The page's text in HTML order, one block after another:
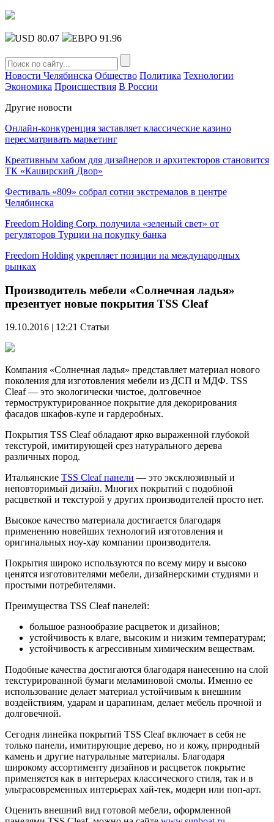
USD 80.07 ЕВРО 91.96
Новости Челябинска Общество Политика Технологии
Экономика Происшествия В России
Другие новости
Онлайн-конкуренция заставляет классические казино
пересматривать маркетинг
Креативным хабом для дизайнеров и архитекторов становится
ТК «Каширский Двор»
Фестиваль «809» собрал сотни экстремалов в центре
Челябинска
Freedom Holding Corp. получила «зеленый свет» от
регуляторов Турции на покупку банка
Freedom Holding укрепляет позиции на международных
рынках
Производитель мебели «Солнечная ладья»
презентует новые покрытия TSS Cleaf
19.10.2016 | 12:21 Статьи
Компания «Солнечная ладья» представляет материал нового
поколения для изготовления мебели из ДСП и МДФ. TSS
Cleaf — это экологически чистое, долговечное
термоструктурированное покрытие для декорирования
фасадов шкафов-купе и гардеробных.
Покрытия TSS Cleaf обладают ярко выраженной глубокой
текстурой, имитирующей срез натурального дерева
различных пород.
Итальянские TSS Cleaf панели — это эксклюзивный и
неповторимый дизайн. Многих покрытий с подобной
расцветкой и текстурой у других производителей просто нет.
Высокое качество материала достигается благодаря
применению новейших технологий изготовления и
оригинальных ноу-хау компании производителя.
Покрытия широко используются по всему миру и высоко
ценятся изготовителями мебели, дизайнерскими студиями и
простыми потребителями.
Преимущества TSS Cleaf панелей:
большое разнообразие расцветок и дизайнов;
устойчивость к влаге, высоким и низким температурам;
устойчивость к агрессивным химическим веществам.
Подобные качества достигаются благодаря нанесению на слой
текстурированной бумаги меламиновой смолы. Именно ее
использование делает материал устойчивым к внешним
воздействиям, ударам и царапинам, делает мебель прочной и
долговечной.
Сегодня линейка покрытий TSS Cleaf включает в себя не
только панели, имитирующие дерево, но и кожу, природный
камень и другие натуральные материалы. Благодаря
широкому ассортименту дизайнов и расцветок покрытие
применяется как в интерьерах классического стиля, так и в
ультрасовременных интерьерах хай-тек, модерн или поп-арт.
Оценить внешний вид готовой мебели, оформленной